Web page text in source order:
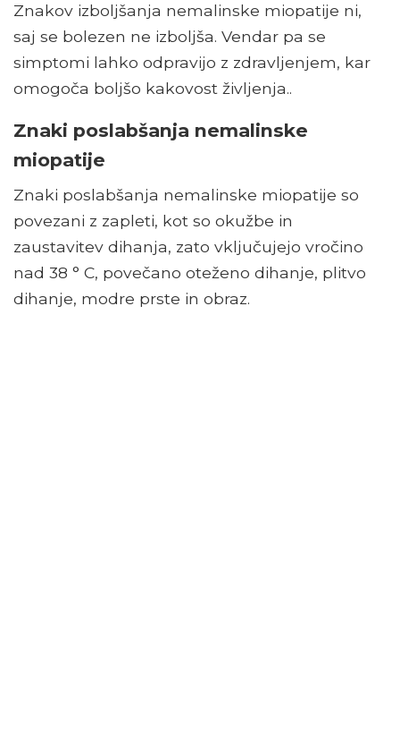
Znakov izboljšanja nemalinske miopatije ni,
saj se bolezen ne izboljša. Vendar pa se
simptomi lahko odpravijo z zdravljenjem, kar
omogoča boljšo kakovost življenja..
Znaki poslabšanja nemalinske
miopatije
Znaki poslabšanja nemalinske miopatije so
povezani z zapleti, kot so okužbe in
zaustavitev dihanja, zato vključujejo vročino
nad 38 ° C, povečano oteženo dihanje, plitvo
dihanje, modre prste in obraz.